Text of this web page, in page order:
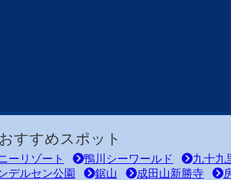
すすめスポット
ーリゾート 鴨川シーワールド 九十九
デルセン公園
鋸山 成田山新勝寺